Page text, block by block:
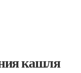
кашля